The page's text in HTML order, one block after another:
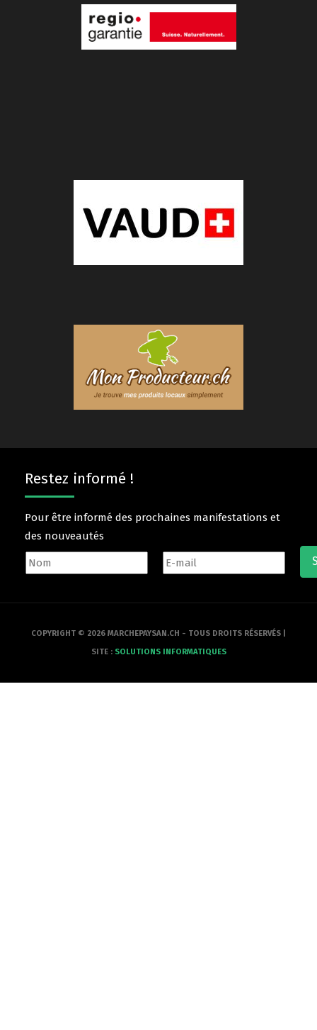
Restez informé !
Pour être informé des prochaines manifestations et
des nouveautés
COPYRIGHT © 2026 MARCHEPAYSAN.CH - TOUS DROITS RÉSERVÉS |
SITE : SOLUTIONS INFORMATIQUES